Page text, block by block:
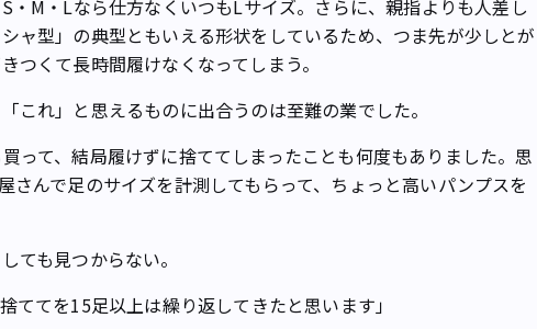
M・Lなら仕方なくいつもLサイズ。さらに、親指よりも人差し
ャ型」の典型ともいえる形状をしているため、つま先が少しとが
つくて長時間履けなくなってしまう。
これ」と思えるものに出合うのは至難の業でした。
って、結局履けずに捨ててしまったことも何度もありました。思
さんで足のサイズを計測してもらって、ちょっと高いパンプスを
ても見つからない。
ててを15足以上は繰り返してきたと思います」